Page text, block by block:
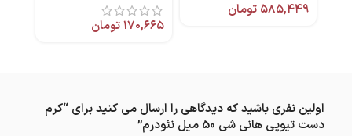
۵۸۵,۴۴۹ تومان
۱۷۰,۶۶۵تومان
اولین نفری باشید که دیدگاهی را ارسال می کنید برای “کرم
دست تیوپی هانی شی 50 میل نئودرم”